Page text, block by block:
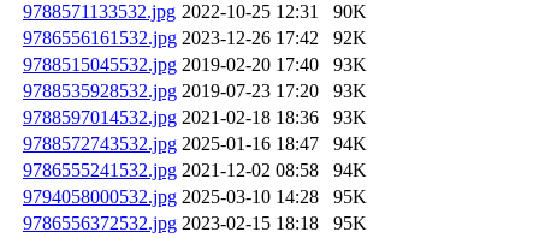
9788571133532.jpg 2022-10-25 12:31
90K
9786556161532.jpg 2023-12-26 17:42
92K
9788515045532.jpg 2019-02-20 17:40
93K
9788535928532.jpg 2019-07-23 17:20
93K
9788597014532.jpg 2021-02-18 18:36
93K
9788572743532.jpg 2025-01-16 18:47
94K
9786555241532.jpg 2021-12-02 08:58
94K
9794058000532.jpg 2025-03-10 14:28
95K
9786556372532.jpg 2023-02-15 18:18
95K